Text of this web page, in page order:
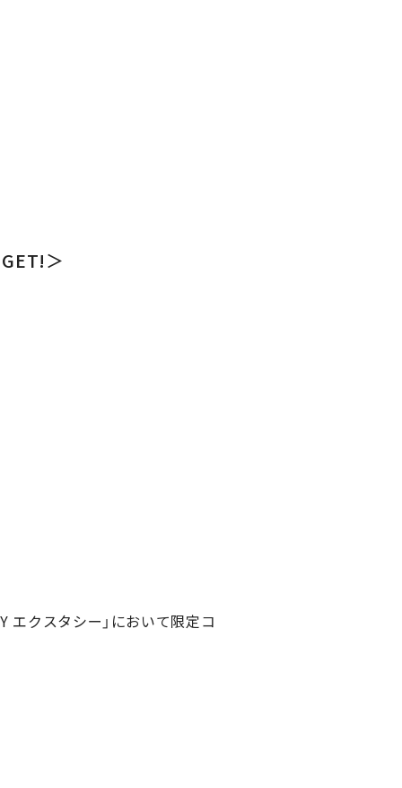
＞
エクスタシー」において限定コ